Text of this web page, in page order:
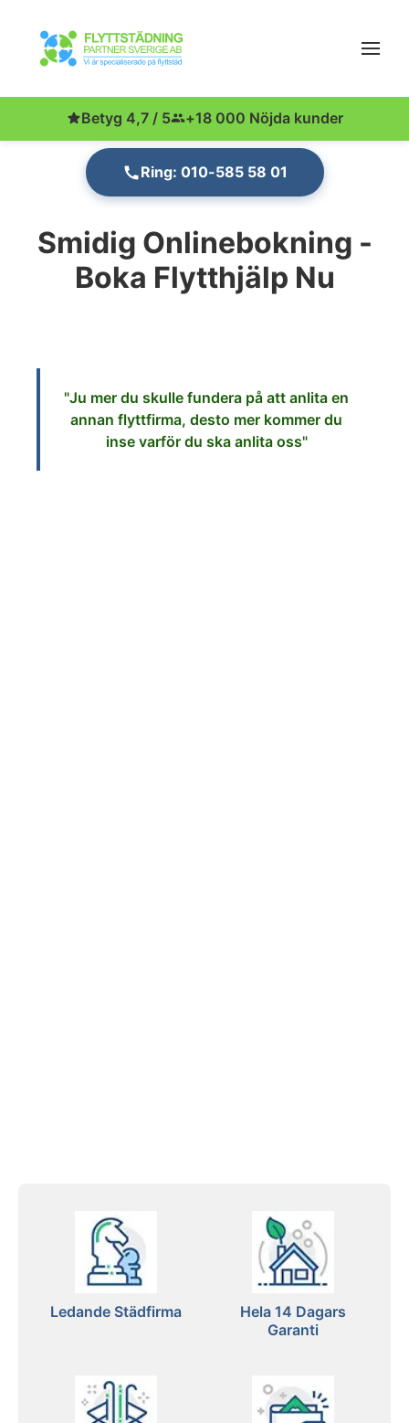
Betyg 4,7 / 5 +18 000 Nöjda kunder
Ring: 010-585 58 01
Smidig Onlinebokning -
Boka Flytthjälp Nu
"Ju mer du skulle fundera på att anlita en
annan flyttfirma, desto mer kommer du
inse varför du ska anlita oss"
Ledande Städfirma
Hela 14 Dagars
Garanti